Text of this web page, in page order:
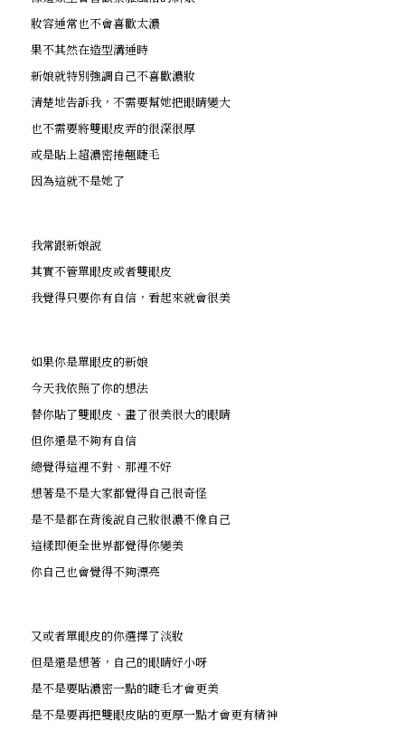
妝容通常也不會喜歡太濃
果不其然在造型溝通時
新娘就特別強調自己不喜歡濃妝
清楚地告訴我，不需要幫她把眼睛變大
也不需要將雙眼皮弄的很深很厚
或是貼上超濃密捲翹睫毛
因為這就不是她了
我常跟新娘說
其實不管單眼皮或者雙眼皮
我覺得只要你有自信，看起來就會很美
如果你是單眼皮的新娘
今天我依照了你的想法
替你貼了雙眼皮、畫了很美很大的眼睛
但你還是不夠有自信
總覺得這裡不對、那裡不好
想著是不是大家都覺得自己很奇怪
是不是都在背後說自己妝很濃不像自己
這樣即便全世界都覺得你變美
你自己也會覺得不夠漂亮
又或者單眼皮的你選擇了淡妝
但是還是想著，自己的眼睛好小呀
是不是要貼濃密一點的睫毛才會更美
是不是要再把雙眼皮貼的更厚一點才會更有精神